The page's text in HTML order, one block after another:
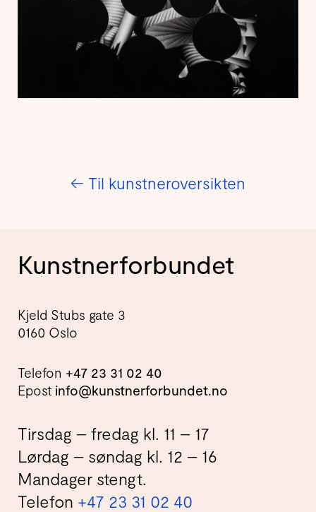
← Til kunstneroversikten
Kunstnerforbundet
Kjeld Stubs gate 3
0160 Oslo
Telefon +47 23 31 02 40
Epost info@kunstnerforbundet.no
Tirsdag – fredag kl. 11 – 17
Lørdag – søndag kl. 12 – 16
Mandager stengt.
Telefon +47 23 31 02 40